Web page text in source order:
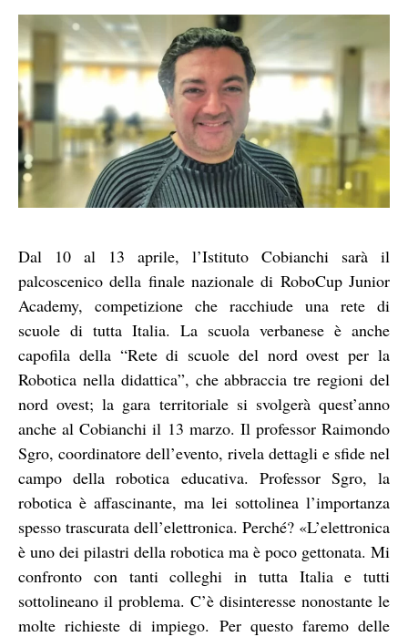
Dal 10 al 13 aprile, l’Istituto Cobianchi sarà il
palcoscenico della finale nazionale di RoboCup Junior
Academy, competizione che racchiude una rete di
scuole di tutta Italia. La scuola verbanese è anche
capofila della “Rete di scuole del nord ovest per la
Robotica nella didattica”, che abbraccia tre regioni del
nord ovest; la gara territoriale si svolgerà quest’anno
anche al Cobianchi il 13 marzo. Il professor Raimondo
Sgro, coordinatore dell’evento, rivela dettagli e sfide nel
campo della robotica educativa. Professor Sgro, la
robotica è affascinante, ma lei sottolinea l’importanza
spesso trascurata dell’elettronica. Perché? «L’elettronica
è uno dei pilastri della robotica ma è poco gettonata. Mi
confronto con tanti colleghi in tutta Italia e tutti
sottolineano il problema. C’è disinteresse nonostante le
molte richieste di impiego. Per questo faremo delle